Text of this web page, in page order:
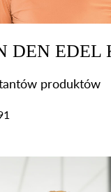
DEN EDEL
produktów